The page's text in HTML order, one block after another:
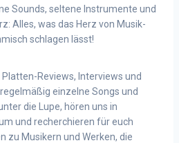
Sounds, seltene Instrumente und
Alles, was das Herz von Musik-
schlagen lässt!
Reviews, Interviews und
einzelne Songs und
die Lupe, hören uns in
und recherchieren für euch
zu Musikern und Werken, die